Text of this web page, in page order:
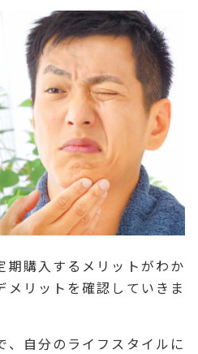
期購入するメリットがわか
メリットを確認していきま
、自分のライフスタイルに